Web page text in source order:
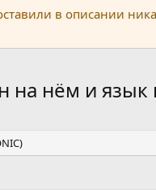
в описании
на нём и